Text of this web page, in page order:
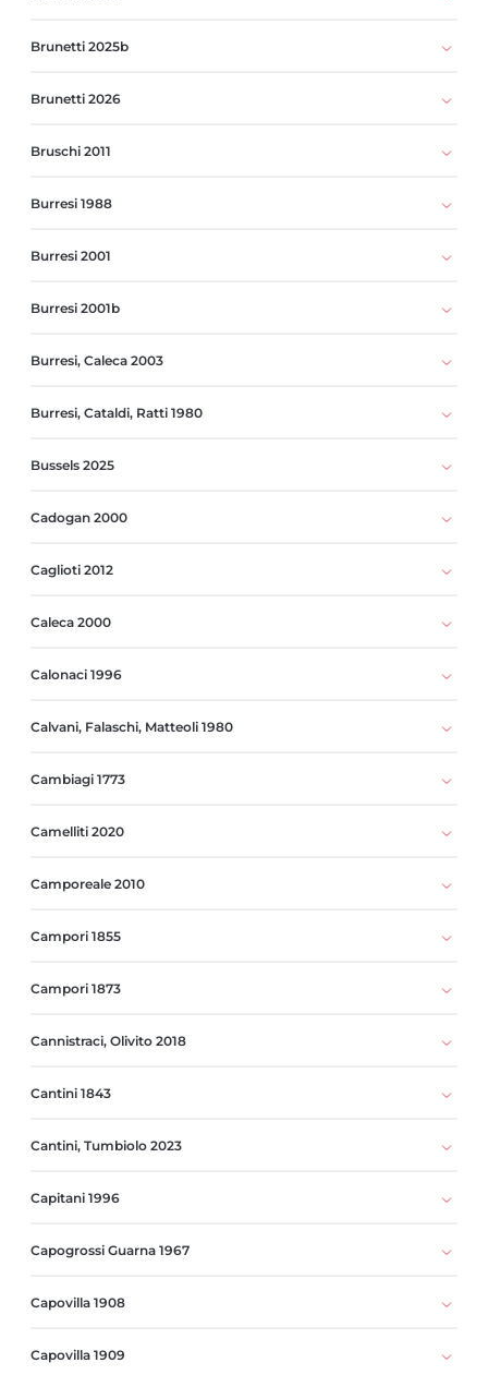
Brunetti 2025b
Brunetti 2026
Bruschi 2011
Burresi 1988
Burresi 2001
Burresi 2001b
Burresi, Caleca 2003
Burresi, Cataldi, Ratti 1980
Bussels 2025
Cadogan 2000
Caglioti 2012
Caleca 2000
Calonaci 1996
Calvani, Falaschi, Matteoli 1980
Cambiagi 1773
Camelliti 2020
Camporeale 2010
Campori 1855
Campori 1873
Cannistraci, Olivito 2018
Cantini 1843
Cantini, Tumbiolo 2023
Capitani 1996
Capogrossi Guarna 1967
Capovilla 1908
Capovilla 1909